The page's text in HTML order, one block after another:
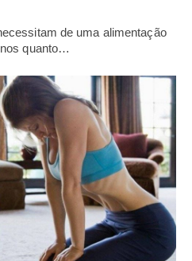
de uma alimentação
quanto…